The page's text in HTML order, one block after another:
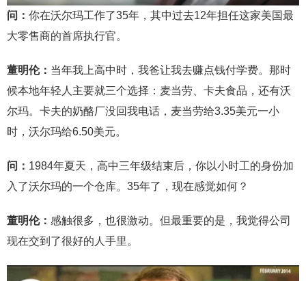
问： 你在沃尔玛工作了35年，其中过去12年担任这家美国最
大零售商的首席执行官。
董明伦： 当年我上高中时，我爸让我去赚点钱付学费。那时
候本地年轻人主要就三个选择：麦当劳、卡夫食品，还有沃
尔玛。卡夫的奶酪厂没回我电话，麦当劳给3.35美元一小
时，沃尔玛给6.50美元。
问： 1984年夏天，高中三年级结束后，你以小时工的身份加
入了沃尔玛的一个仓库。35年了，现在感觉如何？
董明伦： 感触很多，也很激动。但最重要的是，我觉得公司
现在交到了很好的人手里。